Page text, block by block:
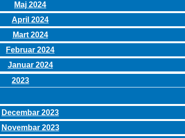
Maj 2024
April 2024
Mart 2024
Februar 2024
Januar 2024
2023
Decembar 2023
Novembar 2023